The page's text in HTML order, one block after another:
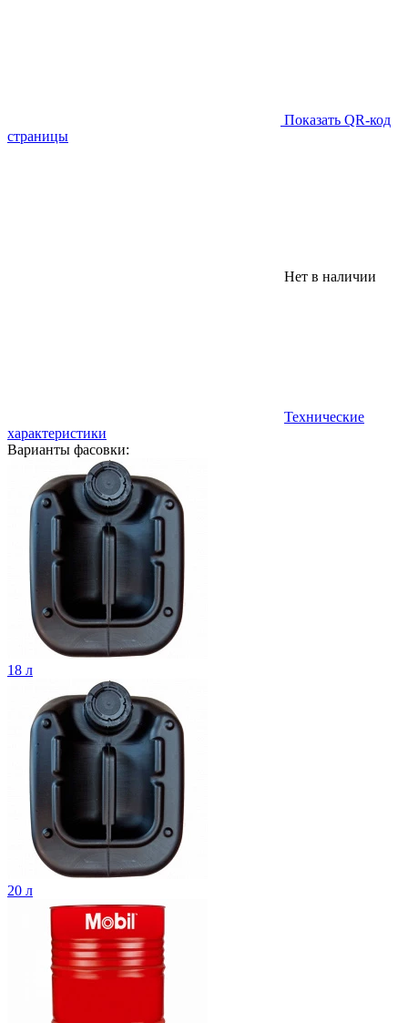
Показать QR-код
страницы
Нет в наличии
Технические
характеристики
Варианты фасовки:
18 л
20 л